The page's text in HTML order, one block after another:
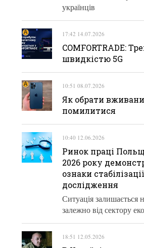
українців
17:42 14.07.2026
COMFORTRADE:
швидкістю 5G
10:51 08.07.2026
Як обрати
помилитися
10:40 12.06.2026
Ринок праці
2026 року
ознаки
дослідження
Ситуація залишається
залежно від сектору
18:51 12.05.2026